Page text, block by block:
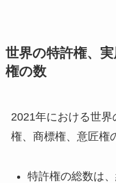
世界の特許権、
権の数
2021年における世
権、商標権、意匠権
特許権の総数は